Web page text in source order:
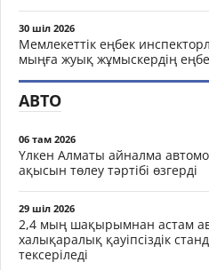
30 шіл 2026
Мемлекеттік еңбек
мыңға жуық жұмыскердің
АВТО
06 там 2026
Үлкен Алматы айналма
ақысын төлеу тәртібі өзгерді
29 шіл 2026
2,4 мың шақырымнан астам
халықаралық қауіпсіздік
тексеріледі